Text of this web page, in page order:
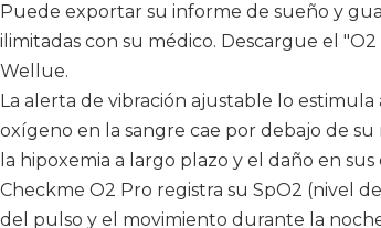
Puede exportar su informe de sueño y
ilimitadas con su médico. Descargue el
Wellue.
La alerta de vibración ajustable lo
oxígeno en la sangre cae por debajo de su
la hipoxemia a largo plazo y el daño en sus
Checkme O2 Pro registra su SpO2 (nivel
del pulso y el movimiento durante la